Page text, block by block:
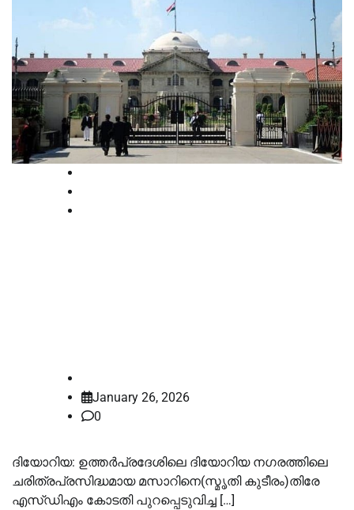
January 26, 2026
0
ദിയോറിയ: ഉത്തര്‍പ്രദേശിലെ ദിയോറിയ നഗരത്തിലെ
ചരിത്രപ്രസിദ്ധമായ മസാറിനെ(സ്മൃതി കുടീരം)തിരേ
എസ്ഡിഎം കോടതി പുറപ്പെടുവിച്ച […]